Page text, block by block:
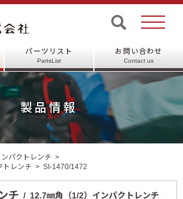
パーツリスト
PartsList
お問い合わせ
Contact us
製品情報
ンパクトレンチ
トレンチ
SI-1470/1472
チ 12.7㎜角（1/2）インパクトレンチ